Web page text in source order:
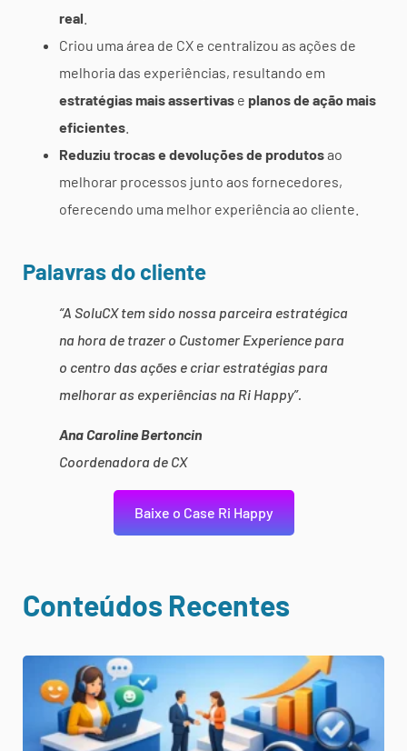
real
Criou uma área de CX e centralizou as ações de
melhoria das experiências, resultando em
estratégias mais assertivas e planos de ação mais
eficientes
Reduziu trocas e devoluções de produtosao
melhorar processos junto aos fornecedores,
oferecendo uma melhor experiência ao cliente.
Palavras do cliente
“A SoluCX tem sido nossa parceira estratégica
na hora de trazer o Customer Experience para
o centro das ações e criar estratégias para
melhorar as experiências na Ri Happy”.
Ana Caroline Bertoncin
Coordenadora de CX
Baixe o Case Ri Happy
Conteúdos Recentes